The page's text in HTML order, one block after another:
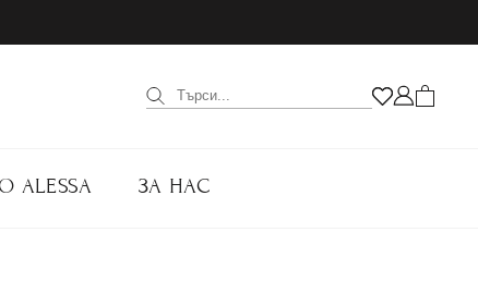
ALESSA ЗА НАС